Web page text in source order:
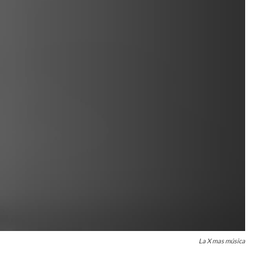
La X mas música